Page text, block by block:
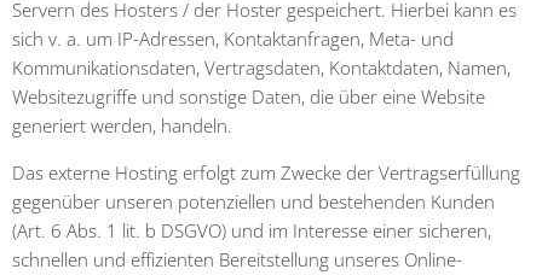
Servern des Hosters / der Hoster gespeichert. Hierbei kann es
sich v. a. um IP-Adressen, Kontaktanfragen, Meta- und
Kommunikationsdaten, Vertragsdaten, Kontaktdaten, Namen,
Websitezugriffe und sonstige Daten, die über eine Website
generiert werden, handeln.
Das externe Hosting erfolgt zum Zwecke der Vertragserfüllung
gegenüber unseren potenziellen und bestehenden Kunden
(Art. 6 Abs. 1 lit. b DSGVO) und im Interesse einer sicheren,
schnellen und effizienten Bereitstellung unseres Online-